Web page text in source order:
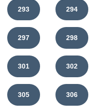
293 294
297 298
301 302
305 306